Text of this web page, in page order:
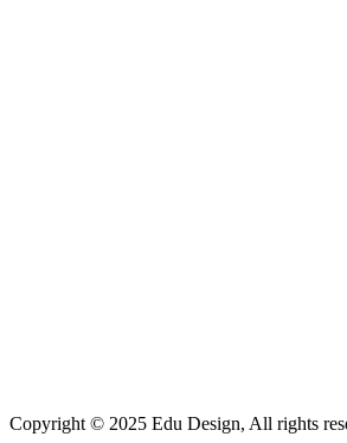
Copyright © 2025 Edu Design, All rights